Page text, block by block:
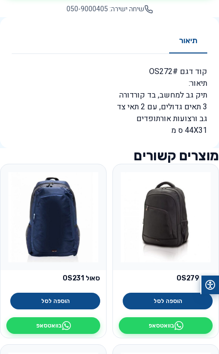
שיחה ישירה: 050-9000405
תיאור
קוד דגם #OS272
תיאור:
תיק גב למחשב, בד קורדורה
3 תאים גדולים, עם 2 תאי צד
גב ורצועות אורתופדים
44X31 ס מ
מוצרים קשורים
ברון OS279
הוספה לסל
בוואטסאפ
סאול OS231
הוספה לסל
בוואטסאפ